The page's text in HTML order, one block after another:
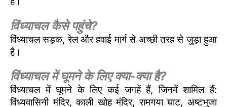
विंध्याचल कैसे पहुंचे?
विंध्याचल सड़क, रेल और हवाई मार्ग से अच्छी तरह से जुड़ा हुआ
है।
विंध्याचल में घूमने के लिए क्या-क्या है?
विंध्याचल में घूमने के लिए कई जगहें हैं, जिनमें शामिल हैं:
विंध्यवासिनी मंदिर, काली खोह मंदिर, रामगया घाट, अष्टभुजा